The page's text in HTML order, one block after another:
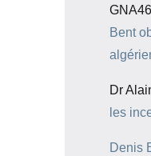
GNA46
Bent
Dr
les
Denis